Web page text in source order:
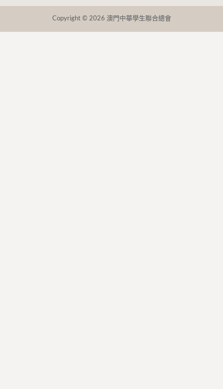
Copyright © 2026 澳門中華學生聯合總會